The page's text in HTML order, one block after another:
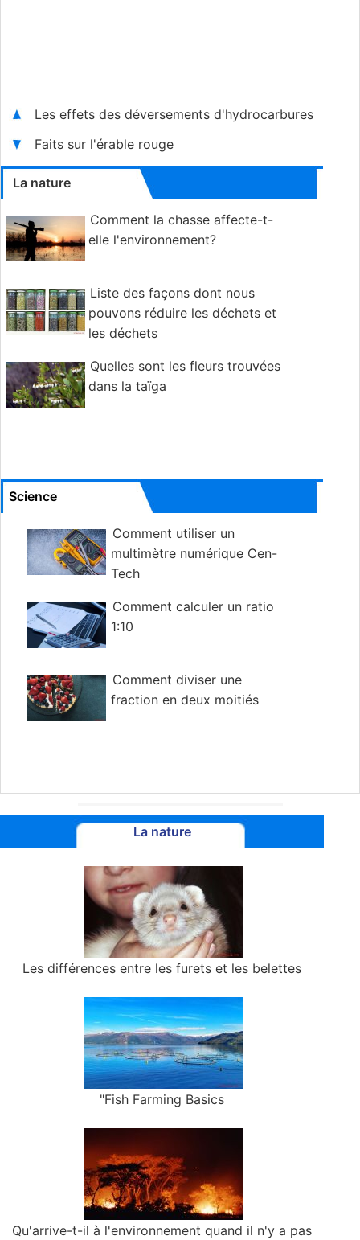
Les effets des déversements d'hydrocarbures
Faits sur l'érable rouge
La nature
Comment la chasse affecte-t-
elle l'environnement?
Liste des façons dont nous
pouvons réduire les déchets et
les déchets
Quelles sont les fleurs trouvées
dans la taïga
Science
Comment utiliser un
multimètre numérique Cen-
Tech
Comment calculer un ratio
1:10
Comment diviser une
fraction en deux moitiés
La nature
Les différences entre les furets et les belettes
"Fish Farming Basics
Qu'arrive-t-il à l'environnement quand il n'y a pas